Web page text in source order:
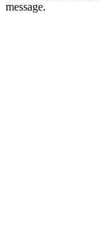
message.